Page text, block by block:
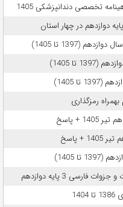
تخصصی دندانپزشکی 1405
دوازدهم در چهار استان
رمزگذاری
3 پایه دوازدهم